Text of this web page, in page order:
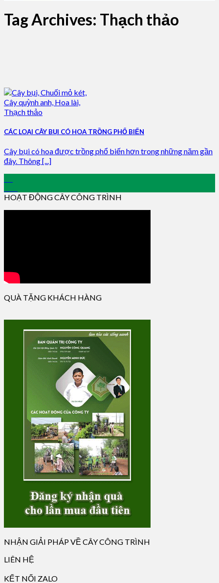
Tag Archives: Thạch thảo
CÁC LOẠI CÂY BỤI CÓ HOA TRỒNG PHỔ BIẾN
Cây bụi có hoa được trồng phổ biến hơn trong những năm gần
đây. Thông [...]
HOẠT ĐỘNG CÂY CÔNG TRÌNH
QUÀ TẶNG KHÁCH HÀNG
NHẬN GIẢI PHÁP VỀ CÂY CÔNG TRÌNH
LIÊN HỆ
KẾT NỐI ZALO